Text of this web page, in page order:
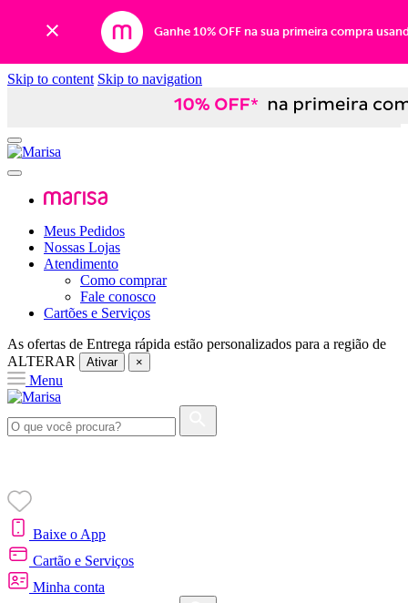
Ganhe 10% OFF na sua primeira compra
Skip to content Skip to navigation
Meus Pedidos
Nossas Lojas
Atendimento
Como comprar
Fale conosco
Cartões e Serviços
As ofertas de Entrega rápida estão personalizados para a região de
ALTERAR
Ativar ×
Menu
Baixe o App
Cartão e Serviços
Minha conta